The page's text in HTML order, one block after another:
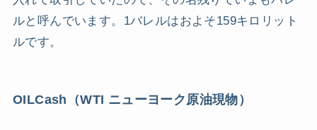
ルと呼んでいます。1バレルはおよそ159キロリット
ルです。
OILCash（WTI ニューヨーク原油現物）